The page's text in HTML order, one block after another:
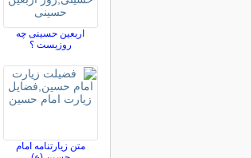
اربعین حسینی چه
روزیست ؟
متن زیارتنامه امام